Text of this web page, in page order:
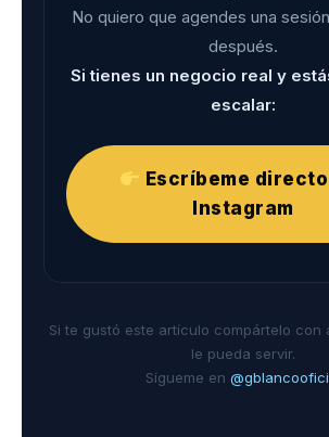
No quiero que agendes una
después.
Si tienes un negocio real y
escalar:
Escríbeme
Instagram
Si te gustó este artículo compártelo con
le pueda servir.
Sígueme en